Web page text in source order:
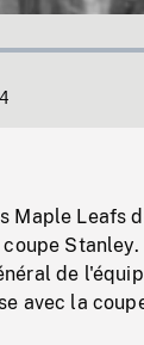
Duration
Maple Leafs
de
avec la